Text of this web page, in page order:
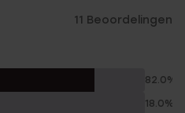
11 Beoordelingen
82.0%
18.0%